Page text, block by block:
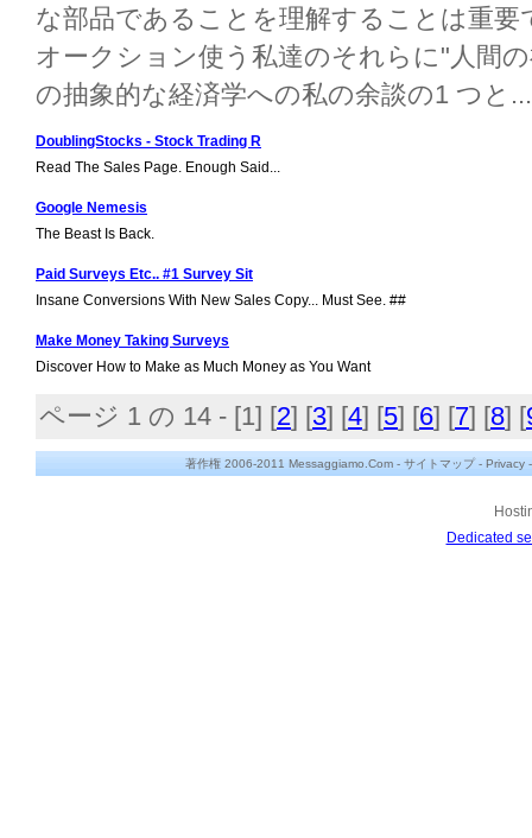
な部品であることを理解することは重
オークション使う私達のそれらに"人間
の抽象的な経済学への私の余談の1 つと...
DoublingStocks - Stock Trading R
Read The Sales Page. Enough Said...
Google Nemesis
The Beast Is Back.
Paid Surveys Etc.. #1 Survey Sit
Insane Conversions With New Sales Copy... Must See. ##
Make Money Taking Surveys
Discover How to Make as Much Money as You Want
ページ 1 の 14 - [1] [2] [3] [4] [5] [6] [7] [8] [
著作権 2006-2011 Messaggiamo.Com - サイトマップ- Privacy
Dedicated